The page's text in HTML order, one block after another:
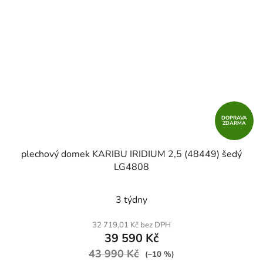
DOPRAVA
ZDARMA
plechový domek KARIBU IRIDIUM 2,5 (48449) šedý
LG4808
3 týdny
32 719,01 Kč bez DPH
39 590 Kč
43 990 Kč (–10 %)